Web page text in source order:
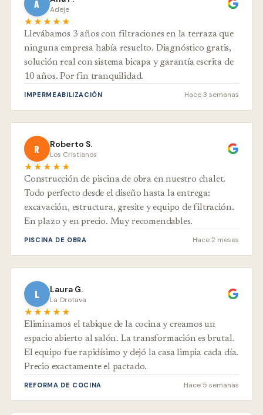
A Adeje
★★★★★
Llevábamos 3 años con filtraciones en la terraza que
ninguna empresa había resuelto. Diagnóstico gratis,
solución real con sistema bicapa y garantía escrita de
10 años. Por fin tranquilidad.
IMPERMEABILIZACIÓN Hace 3 semanas
R Roberto S.
Los Cristianos
★★★★★
Construcción de piscina de obra en nuestro chalet.
Todo perfecto desde el diseño hasta la entrega:
excavación, estructura, gresite y equipo de filtración.
En plazo y en precio. Muy recomendables.
PISCINA DE OBRA Hace 2 meses
L Laura G.
La Orotava
★★★★★
Eliminamos el tabique de la cocina y creamos un
espacio abierto al salón. La transformación es brutal.
El equipo fue rapidísimo y dejó la casa limpia cada día.
Precio exactamente el pactado.
REFORMA DE COCINA Hace 5 semanas